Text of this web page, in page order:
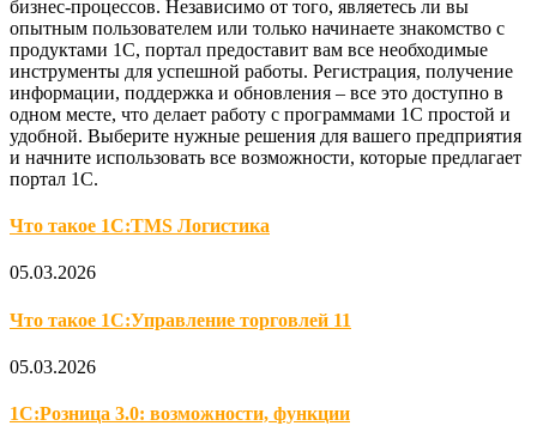
бизнес-процессов. Независимо от того, являетесь ли вы
опытным пользователем или только начинаете знакомство с
продуктами 1С, портал предоставит вам все необходимые
инструменты для успешной работы. Регистрация, получение
информации, поддержка и обновления – все это доступно в
одном месте, что делает работу с программами 1С простой и
удобной. Выберите нужные решения для вашего предприятия
и начните использовать все возможности, которые предлагает
портал 1С.
Что такое 1С:TMS Логистика
05.03.2026
Что такое 1С:Управление торговлей 11
05.03.2026
1С:Розница 3.0: возможности, функции